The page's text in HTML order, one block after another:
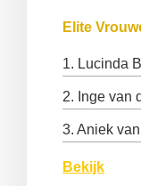
Elite
1. Lucinda
2. Inge van
3. Aniek
Bekijk